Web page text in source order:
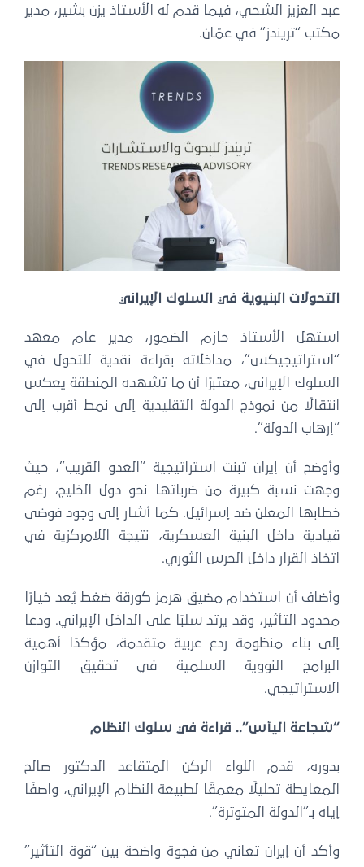
عبد العزيز الشحي، فيما قدم له الأستاذ يزن بشير، مدير
مكتب “تريندز” في عمّان.
التحولات البنيوية في السلوك الإيراني
استهل الأستاذ حازم الضمور، مدير عام معهد
“استراتيجيكس”، مداخلاته بقراءة نقدية للتحول في
السلوك الإيراني، معتبرًا أن ما تشهده المنطقة يعكس
انتقالًا من نموذج الدولة التقليدية إلى نمط أقرب إلى
“إرهاب الدولة”.
وأوضح أن إيران تبنت استراتيجية “العدو القريب”، حيث
وجهت نسبة كبيرة من ضرباتها نحو دول الخليج، رغم
خطابها المعلن ضد إسرائيل. كما أشار إلى وجود فوضى
قيادية داخل البنية العسكرية، نتيجة اللامركزية في
اتخاذ القرار داخل الحرس الثوري.
وأضاف أن استخدام مضيق هرمز كورقة ضغط يُعد خيارًا
محدود التأثير، وقد يرتد سلبًا على الداخل الإيراني. ودعا
إلى بناء منظومة ردع عربية متقدمة، مؤكدًا أهمية
البرامج النووية السلمية في تحقيق التوازن
الاستراتيجي.
“شجاعة اليأس”.. قراءة في سلوك النظام
بدوره، قدم اللواء الركن المتقاعد الدكتور صالح
المعايطة تحليلًا معمقًا لطبيعة النظام الإيراني، واصفًا
إياه بـ”الدولة المتوترة”.
وأكد أن إيران تعاني من فجوة واضحة بين “قوة التأثير”